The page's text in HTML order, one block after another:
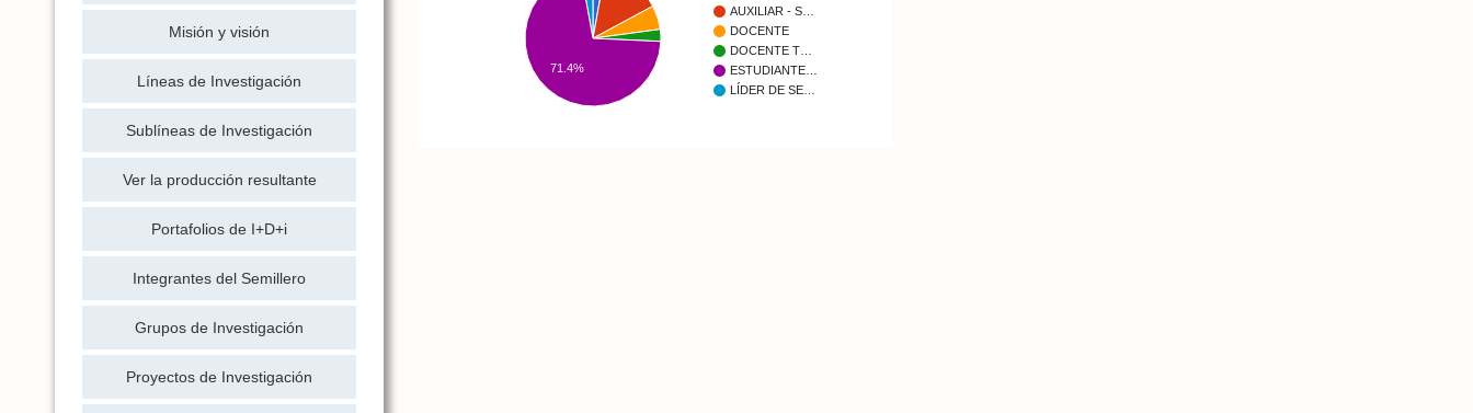
Misión y visión
Líneas de Investigación
Sublíneas de Investigación
Ver la producción resultante
Portafolios de I+D+i
Integrantes del Semillero
Grupos de Investigación
Proyectos de Investigación
AUXILIAR - S…
DOCENTE
DOCENTE T…
ESTUDIANTE…
LÍDER DE SE…
71.4%